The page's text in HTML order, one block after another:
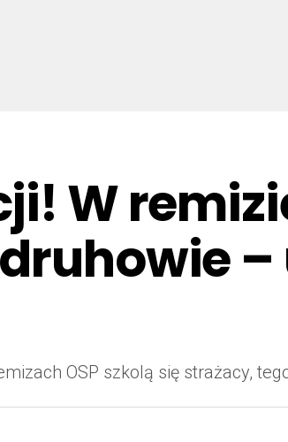
W
–
OSP szkolą się strażacy,